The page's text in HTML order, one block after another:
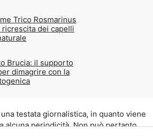
Trico Rosmarinus
ricrescita dei capelli
Brucia: il supporto
dimagrire con la
testata giornalistica, in quanto viene
alcuna periodicità. Non può pertanto